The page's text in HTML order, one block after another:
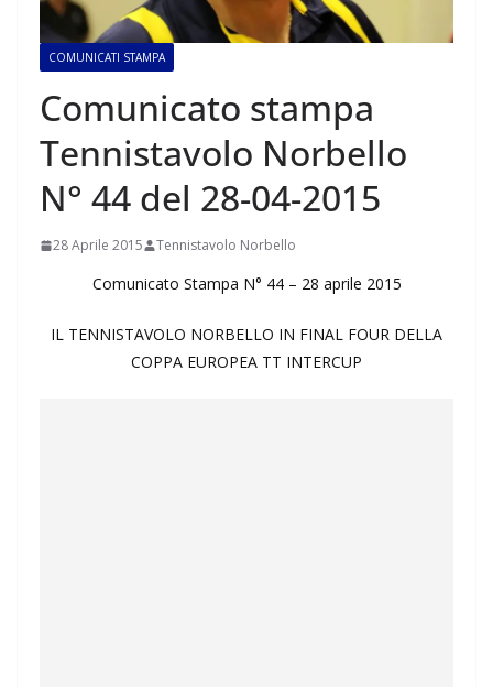
COMUNICATI STAMPA
Comunicato stampa
Tennistavolo Norbello
N° 44 del 28-04-2015
28 Aprile 2015 Tennistavolo Norbello
Comunicato Stampa N° 44 – 28 aprile 2015
IL TENNISTAVOLO NORBELLO IN FINAL FOUR DELLA
COPPA EUROPEA TT INTERCUP